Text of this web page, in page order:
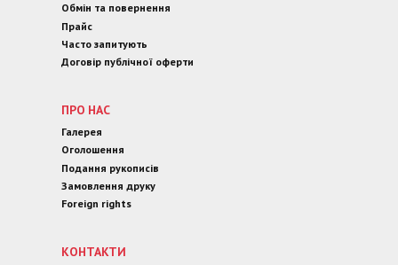
Обмін та повернення
Прайс
Часто запитують
Договір публічної оферти
ПРО НАС
Галерея
Оголошення
Подання рукописів
Замовлення друку
Foreign rights
КОНТАКТИ